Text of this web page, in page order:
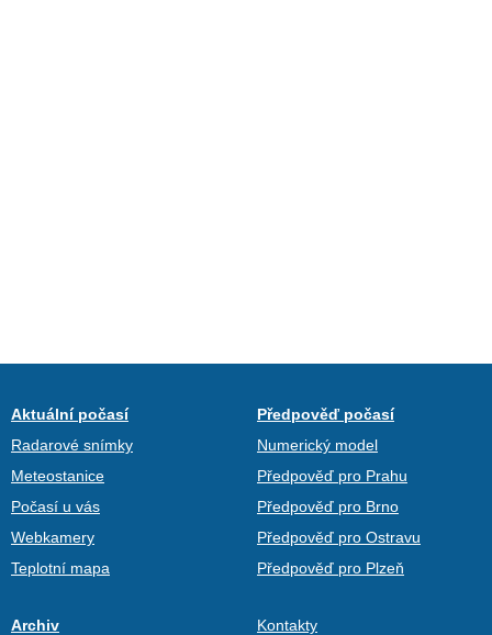
Aktuální počasí
Radarové snímky
Meteostanice
Počasí u vás
Webkamery
Teplotní mapa
Předpověď počasí
Numerický model
Předpověď pro Prahu
Předpověď pro Brno
Předpověď pro Ostravu
Předpověď pro Plzeň
Archiv Kontakty